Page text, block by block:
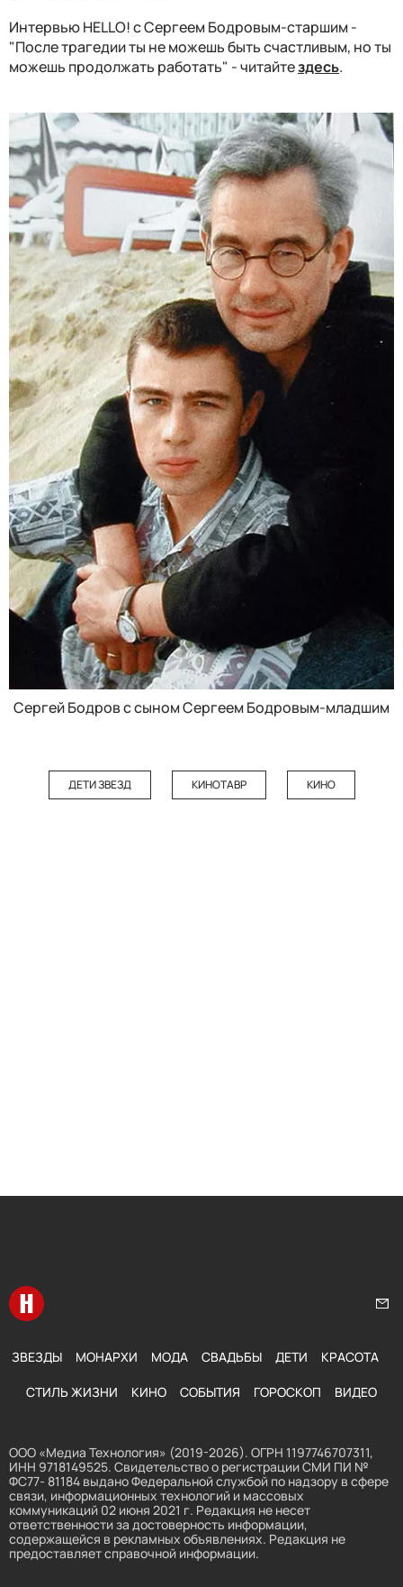
Интервью HELLO! c Сергеем Бодровым-старшим -
"После трагедии ты не можешь быть счастливым, но ты
можешь продолжать работать" - читайтездесь.
Сергей Бодров с сыном Сергеем Бодровым-младшим
ДЕТИ ЗВЕЗД КИНОТАВР КИНО
Перейти на главную
ЗВЕЗДЫ МОНАРХИ МОДА СВАДЬБЫ ДЕТИ КРАСОТА
СТИЛЬ ЖИЗНИ КИНО СОБЫТИЯ ГОРОСКОП ВИДЕО
ООО «Медиа Технология» (2019-2026). ОГРН 1197746707311,
ИНН 9718149525. Свидетельство о регистрации СМИ ПИ №
ФС77- 81184 выдано Федеральной службой по надзору в сфере
связи, информационных технологий и массовых
коммуникаций 02 июня 2021 г. Редакция не несет
ответственности за достоверность информации,
содержащейся в рекламных объявлениях. Редакция не
предоставляет справочной информации.